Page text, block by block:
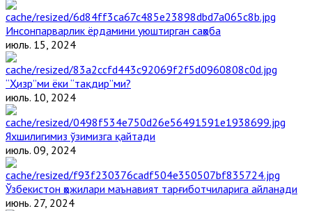
Инсонпарварлик ёрдамини уюштирган саҳоба
июль. 15, 2024
“Ҳизр”ми ёки “тақдир”ми?
июль. 10, 2024
Яхшилигимиз ўзимизга қайтади
июль. 09, 2024
Ўзбекистон ҳожилари маънавият тарғиботчиларига айланади
июнь. 27, 2024